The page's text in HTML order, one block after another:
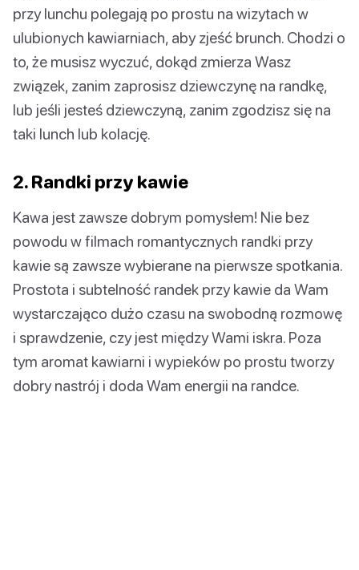
przy lunchu polegają po prostu na wizytach w
ulubionych kawiarniach, aby zjeść brunch. Chodzi o
to, że musisz wyczuć, dokąd zmierza Wasz
związek, zanim zaprosisz dziewczynę na randkę,
lub jeśli jesteś dziewczyną, zanim zgodzisz się na
taki lunch lub kolację.
2. Randki przy kawie
Kawa jest zawsze dobrym pomysłem! Nie bez
powodu w filmach romantycznych randki przy
kawie są zawsze wybierane na pierwsze spotkania.
Prostota i subtelność randek przy kawie da Wam
wystarczająco dużo czasu na swobodną rozmowę
i sprawdzenie, czy jest między Wami iskra. Poza
tym aromat kawiarni i wypieków po prostu tworzy
dobry nastrój i doda Wam energii na randce.